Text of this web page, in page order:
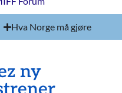
Hva Norge må gjøre
ny